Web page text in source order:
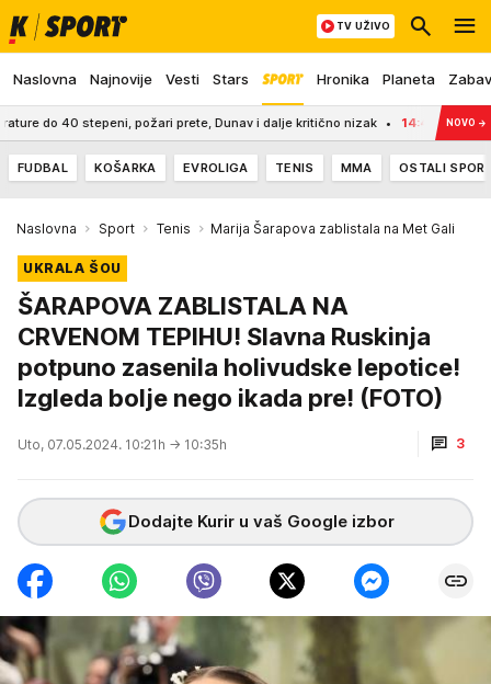
Naslovna Najnovije Vesti Stars Hronika Planeta
TV UŽIVO
požari prete, Dunav i dalje kritično nizak 14:49 Šta se zaista desilo te
NOVO →
FUDBAL KOŠARKA EVROLIGA TENIS MMA OSTALI
Naslovna Sport Tenis Marija Šarapova zablistala na Met Gali
UKRALA ŠOU
ŠARAPOVA ZABLISTALA NA
CRVENOM TEPIHU! Slavna Ruskinja
potpuno zasenila holivudske lepotice!
Izgleda bolje nego ikada pre! (FOTO)
Uto, 07.05.2024. 10:21h → 10:35h 3
Dodajte Kurir u vaš Google izbor